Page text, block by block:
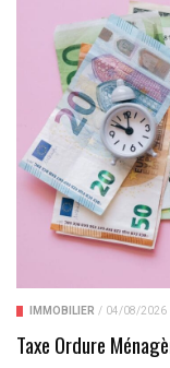
IMMOBILIER / 04/08/2026
Taxe Ordure